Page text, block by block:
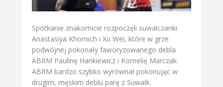
Spotkanie znakomicie rozpoczęli suwalczanki
Anastasiya Khomich i Xu Wei, które w grze
podwójnej pokonały faworyzowanego debla
ABRM Paulinę Hankiewicz i Kornelię Marczak.
ABRM bardzo szybko wyrównał pokonując w
drugim, męskim deblu parę z Suwałk.